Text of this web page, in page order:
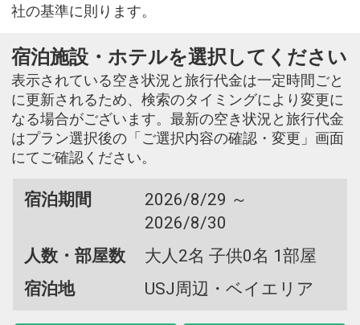
社の基準に則ります。
宿泊施設・ホテルを選択してください
表示されている空き状況と旅行代金は一定時間ごと
に更新されるため、検索のタイミングにより変更に
なる場合がございます。最新の空き状況と旅行代金
はプラン選択後の「ご選択内容の確認・変更」画面
にてご確認ください。
宿泊期間
2026/8/29 ～
2026/8/30
人数・部屋数
大人2名 子供0名 1部屋
宿泊地
USJ周辺・ベイエリア